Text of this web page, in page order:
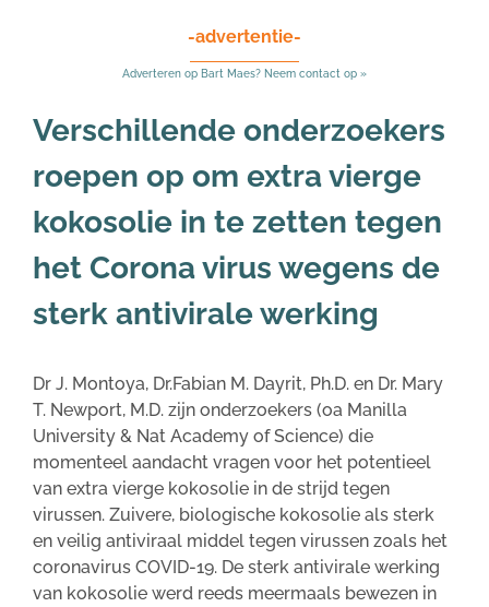
-advertentie-
Adverteren op Bart Maes? Neem contact op »
Verschillende onderzoekers
roepen op om extra vierge
kokosolie in te zetten tegen
het Corona virus wegens de
sterk antivirale werking
Dr J. Montoya, Dr.Fabian M. Dayrit, Ph.D. en Dr. Mary
T. Newport, M.D. zijn onderzoekers (oa Manilla
University & Nat Academy of Science) die
momenteel aandacht vragen voor het potentieel
van extra vierge kokosolie in de strijd tegen
virussen. Zuivere, biologische kokosolie als sterk
en veilig antiviraal middel tegen virussen zoals het
coronavirus COVID-19. De sterk antivirale werking
van kokosolie werd reeds meermaals bewezen in